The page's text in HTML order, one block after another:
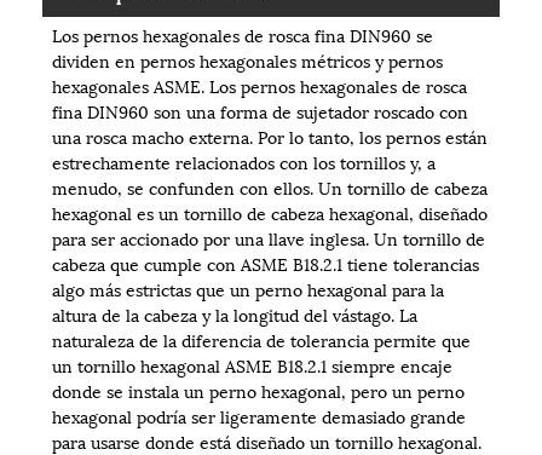
Los pernos hexagonales de rosca fina DIN960 se
dividen en pernos hexagonales métricos y pernos
hexagonales ASME. Los pernos hexagonales de rosca
fina DIN960 son una forma de sujetador roscado con
una rosca macho externa. Por lo tanto, los pernos están
estrechamente relacionados con los tornillos y, a
menudo, se confunden con ellos. Un tornillo de cabeza
hexagonal es un tornillo de cabeza hexagonal, diseñado
para ser accionado por una llave inglesa. Un tornillo de
cabeza que cumple con ASME B18.2.1 tiene tolerancias
algo más estrictas que un perno hexagonal para la
altura de la cabeza y la longitud del vástago. La
naturaleza de la diferencia de tolerancia permite que
un tornillo hexagonal ASME B18.2.1 siempre encaje
donde se instala un perno hexagonal, pero un perno
hexagonal podría ser ligeramente demasiado grande
para usarse donde está diseñado un tornillo hexagonal.